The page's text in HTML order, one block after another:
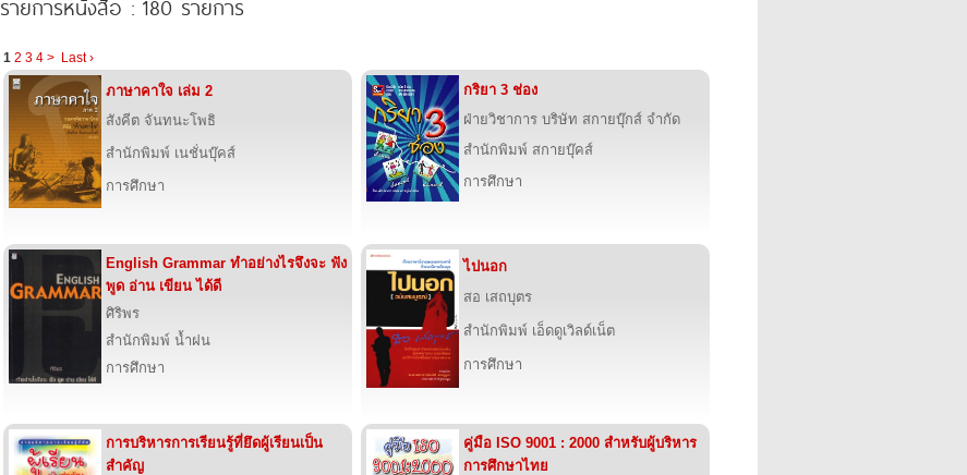
1 2 3 4 > Last ›
ภาษาคาใจ เล่ม 2
สังคีต จันทนะโพธิ
สำนักพิมพ์ เนชั่นบุ๊คส์
การศึกษา
กริยา 3 ช่อง
ฝ่ายวิชาการ บริษัท สกายบุ๊กส์ จำกัด
สำนักพิมพ์ สกายบุ๊คส์
การศึกษา
English Grammar ทำอย่างไรจึงจะ ฟัง
พูด อ่าน เขียน ได้ดี
ศิริพร
สำนักพิมพ์ น้ำฝน
การศึกษา
ไปนอก
สอ เสถบุตร
สำนักพิมพ์ เอ็ดดูเวิลด์เน็ต
การศึกษา
การบริหารการเรียนรู้ที่ยึดผู้เรียนเป็น
สำคัญ
คู่มือ ISO 9001 : 2000 สำหรับผู้บริหาร
การศึกษาไทย